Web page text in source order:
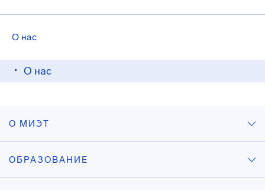
О нас
О нас
О МИЭТ
ОБРАЗОВАНИЕ